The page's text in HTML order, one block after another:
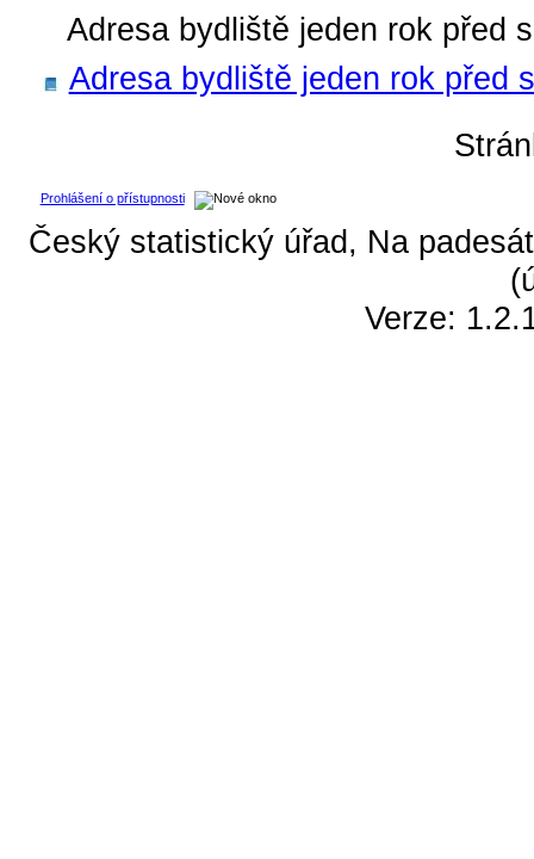
Adresa bydliště jeden rok před
Adresa bydliště jeden rok před
Prohlášení o přístupnosti
Český statistický úřad, Na
Verze: